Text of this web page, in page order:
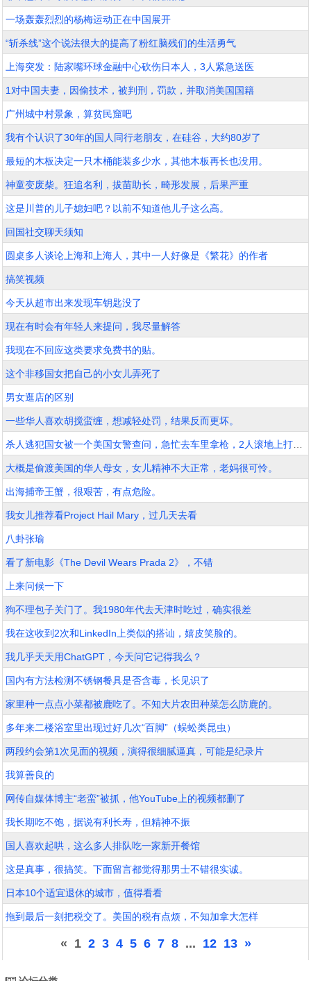
一场轰轰烈烈的杨梅运动正在中国展开
“斩杀线”这个说法很大的提高了粉红脑残们的生活勇气
上海突发：陆家嘴环球金融中心砍伤日本人，3人紧急送医
1对中国夫妻，因偷技术，被判刑，罚款，并取消美国国籍
广州城中村景象，算贫民窟吧
我有个认识了30年的国人同行老朋友，在硅谷，大约80岁了
最短的木板决定一只木桶能装多少水，其他木板再长也没用。
神童变废柴。狂追名利，拔苗助长，畸形发展，后果严重
这是川普的儿子媳妇吧？以前不知道他儿子这么高。
回国社交聊天须知
圆桌多人谈论上海和上海人，其中一人好像是《繁花》的作者
搞笑视频
今天从超市出来发现车钥匙没了
现在有时会有年轻人来提问，我尽量解答
我现在不回应这类要求免费书的贴。
这个非移国女把自己的小女儿弄死了
男女逛店的区别
一些华人喜欢胡搅蛮缠，想减轻处罚，结果反而更坏。
大概是偷渡美国的华人母女，女儿精神不大正常，老妈很可怜。
出海捕帝王蟹，很艰苦，有点危险。
我女儿推荐看Project Hail Mary，过几天去看
八卦张瑜
看了新电影《The Devil Wears Prada 2》，不错
上来问候一下
狗不理包子关门了。我1980年代去天津时吃过，确实很差
我在这收到2次和LinkedIn上类似的搭讪，嬉皮笑脸的。
我几乎天天用ChatGPT，今天问它记得我么？
国内有方法检测不锈钢餐具是否含毒，长见识了
家里种一点点小菜都被鹿吃了。不知大片农田种菜怎么防鹿的。
多年来二楼浴室里出现过好几次“百脚”（蜈蚣类昆虫）
两段约会第1次见面的视频，演得很细腻逼真，可能是纪录片
我算善良的
网传自媒体博主“老蛮”被抓，他YouTube上的视频都删了
我长期吃不饱，据说有利长寿，但精神不振
国人喜欢起哄，这么多人排队吃一家新开餐馆
这是真事，很搞笑。下面留言都觉得那男士不错很实诚。
日本10个适宜退休的城市，值得看看
拖到最后一刻把税交了。美国的税有点烦，不知加拿大怎样
« 1 2 3 4 5 6 7 8 ... 12 13 »